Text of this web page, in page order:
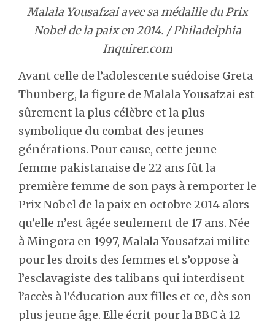
Malala Yousafzai avec sa médaille du Prix
Nobel de la paix en 2014. / Philadelphia
Inquirer.com
Avant celle de l’adolescente suédoise Greta
Thunberg, la figure de Malala Yousafzai est
sûrement la plus célèbre et la plus
symbolique du combat des jeunes
générations. Pour cause, cette jeune
femme pakistanaise de 22 ans fût la
première femme de son pays à remporter le
Prix Nobel de la paix en octobre 2014 alors
qu’elle n’est âgée seulement de 17 ans. Née
à Mingora en 1997, Malala Yousafzai milite
pour les droits des femmes et s’oppose à
l’esclavagiste des talibans qui interdisent
l’accès à l’éducation aux filles et ce, dès son
plus jeune âge. Elle écrit pour la BBC à 12